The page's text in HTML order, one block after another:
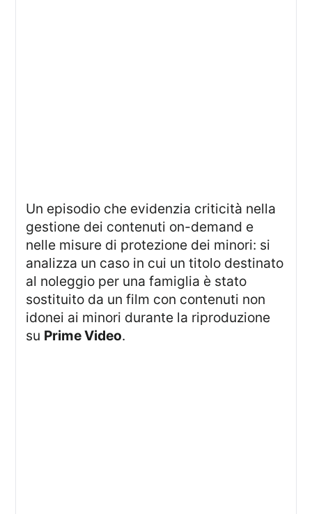
Un episodio che evidenzia criticità nella
gestione dei contenuti on-demand e
nelle misure di protezione dei minori: si
analizza un caso in cui un titolo destinato
al noleggio per una famiglia è stato
sostituito da un film con contenuti non
idonei ai minori durante la riproduzione
su Prime Video.